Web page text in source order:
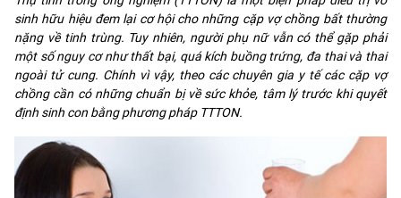
sinh hữu hiệu đem lại cơ hội cho những cặp vợ chồng bất thường
nặng về tinh trùng. Tuy nhiên, người phụ nữ vẫn có thể gặp phải
một số nguy cơ như thất bại, quá kích buồng trứng, đa thai và thai
ngoài tử cung. Chính vì vậy, theo các chuyên gia y tế các cặp vợ
chồng cần có những chuẩn bị về sức khỏe, tâm lý trước khi quyết
định sinh con bằng phương pháp TTTON.